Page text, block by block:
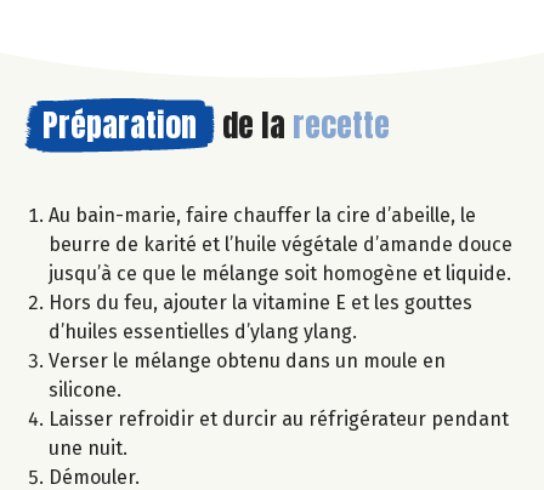
Préparation de la recette
Au bain-marie, faire chauffer la cire d’abeille, le
beurre de karité et l’huile végétale d’amande douce
jusqu’à ce que le mélange soit homogène et liquide.
Hors du feu, ajouter la vitamine E et les gouttes
d’huiles essentielles d’ylang ylang.
Verser le mélange obtenu dans un moule en
silicone.
Laisser refroidir et durcir au réfrigérateur pendant
une nuit.
Démouler.